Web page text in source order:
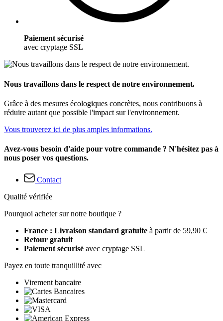
Paiement sécurisé
avec cryptage SSL
Nous travaillons dans le respect de notre environnement.
Grâce à des mesures écologiques concrètes, nous contribuons à
réduire autant que possible l'impact sur l'environnement.
Vous trouverez ici de plus amples informations.
Avez-vous besoin d'aide pour votre commande ? N'hésitez pas à
nous poser vos questions.
Contact
Qualité vérifiée
Pourquoi acheter sur notre boutique ?
France : Livraison standard gratuite à partir de 59,90 €
Retour gratuit
Paiement sécurisé avec cryptage SSL
Payez en toute tranquillité avec
Virement bancaire